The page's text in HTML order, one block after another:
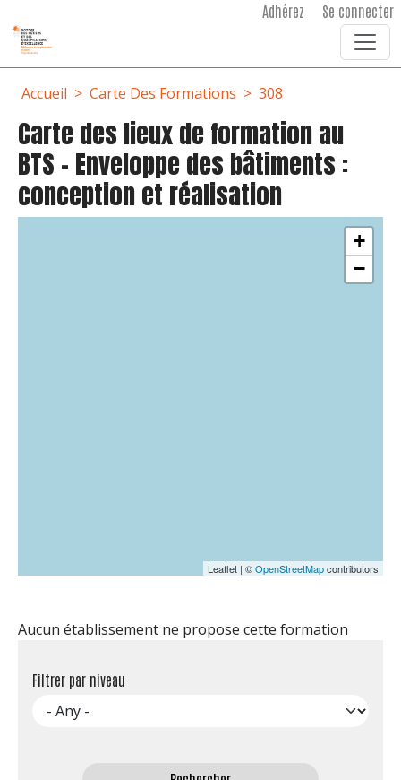
Adhérez Se connecter
Fil d'Ariane
Accueil Carte Des Formations 308
Filtrer par niveau
Carte des lieux de formation au
BTS - Enveloppe des bâtiments :
conception et réalisation
+
−
Leaflet | ©OpenStreetMapcontributors
Aucun établissement ne propose cette formation